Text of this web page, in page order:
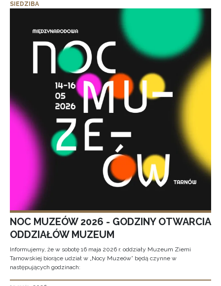
SIEDZIBA
NOC MUZEÓW 2026 - GODZINY OTWARCIA
ODDZIAŁÓW MUZEUM
Informujemy, że w sobotę 16 maja 2026 r. oddziały Muzeum Ziemi
Tarnowskiej biorące udział w „Nocy Muzeów” będą czynne w
następujących godzinach: